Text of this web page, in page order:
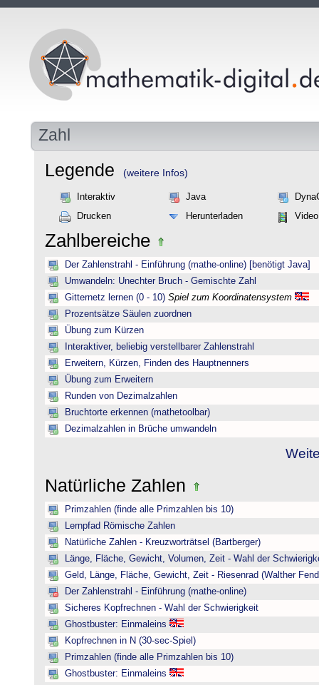
Zahl
Legende (weitere Infos)
Interaktiv Java
Drucken
Herunterladen Video
Zahlbereiche
Der Zahlenstrahl - Einführung (mathe-online) [benötigt Java]
Umwandeln: Unechter Bruch - Gemischte Zahl
Gitternetz lernen (0 - 10) Spiel zum Koordinatensystem
Prozentsätze Säulen zuordnen
Übung zum Kürzen
Interaktiver, beliebig verstellbarer Zahlenstrahl
Erweitern, Kürzen, Finden des Hauptnenners
Übung zum Erweitern
Runden von Dezimalzahlen
Bruchtorte erkennen (mathetoolbar)
Dezimalzahlen in Brüche umwandeln
Natürliche Zahlen
Primzahlen (finde alle Primzahlen bis 10)
Lernpfad Römische Zahlen
Natürliche Zahlen - Kreuzworträtsel (Bartberger)
Länge, Fläche, Gewicht, Volumen, Zeit - Wahl der
Geld, Länge, Fläche, Gewicht, Zeit - Riesenrad (Walther
Der Zahlenstrahl - Einführung (mathe-online)
Sicheres Kopfrechnen - Wahl der Schwierigkeit
Ghostbuster: Einmaleins
Kopfrechnen in N (30-sec-Spiel)
Primzahlen (finde alle Primzahlen bis 10)
Ghostbuster: Einmaleins